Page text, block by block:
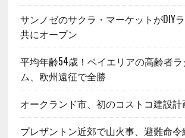
サンノゼのサクラ・マーケットがDIY
共にオープン
平均年齢54歳！ベイエリアの高齢者
ム、欧州遠征で全勝
オークランド市、初のコストコ建設計
プレザントン近郊で山火事、避難命